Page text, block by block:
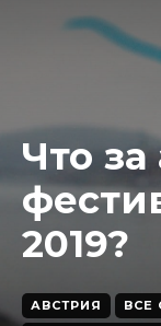
Что
2019?
АВСТРИЯ ВСЕ